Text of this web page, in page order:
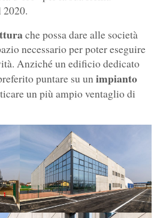
2020.
che possa dare alle società
necessario per poter eseguire
Anziché un edificio dedicato
puntare su unimpianto
un più ampio ventaglio di